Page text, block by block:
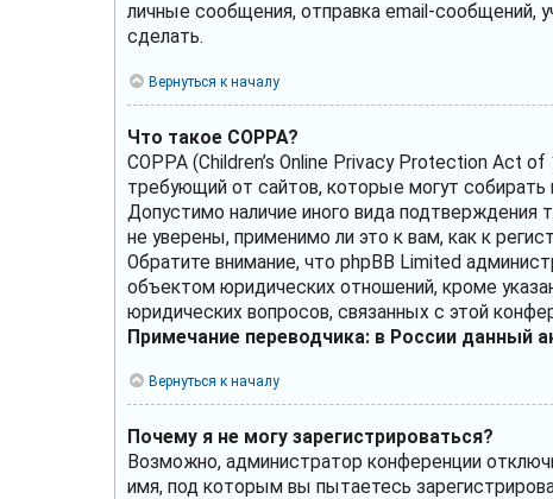
личные сообщения, отправка email-сообщений,
сделать.
Вернуться к началу
Что такое COPPA?
COPPA (Children’s Online Privacy Protection Act
требующий от сайтов, которые могут
Допустимо наличие иного вида
не уверены, применимо ли это к вам, как к
Обратите внимание, что phpBB Limited
объектом юридических отношений, кроме
юридических вопросов, связанных с этой
Примечание переводчика: в России данный
Вернуться к началу
Почему я не могу зарегистрироваться?
Возможно, администратор конференции
имя, под которым вы пытаетесь